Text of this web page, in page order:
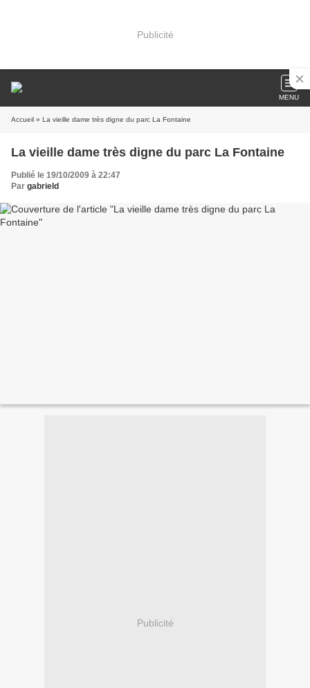
Publicité
MENU
Accueil » La vieille dame très digne du parc La Fontaine
La vieille dame très digne du parc La Fontaine
Publié le 19/10/2009 à 22:47
Par gabrield
Publicité